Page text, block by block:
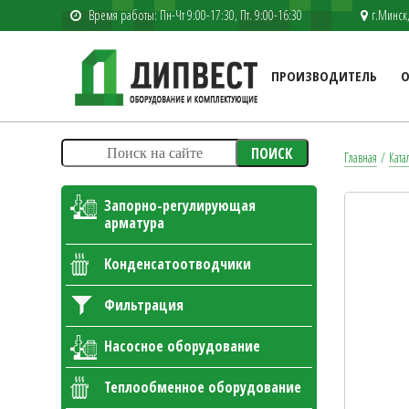
Время работы: Пн-Чт 9:00-17:30, Пт. 9:00-16:30
ПРОИЗВОДИТЕЛЬ
ПОИСК
Запорно-регулирующая
арматура
Конденсатоотводчики
Фильтрация
Насосное оборудование
Теплообменное оборудование
Главная /